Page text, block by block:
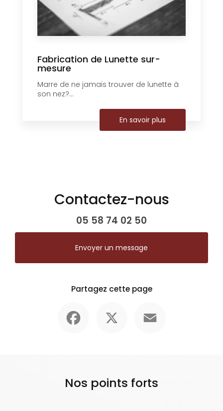
Fabrication de Lunette sur-
mesure
Marre de ne jamais trouver de lunette à
son nez?...
En savoir plus
Contactez-nous
05 58 74 02 50
Envoyer un message
Partagez cette page
Nos points forts